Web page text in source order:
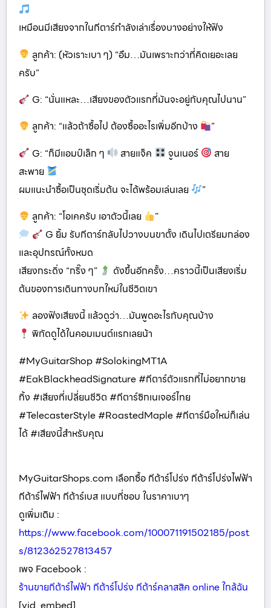
เหมือนมีเสียงจากในกีตาร์กำลังเล่าเรื่องบางอย่างให้ฟัง
ลูกค้า: (หัวเราะเบา ๆ) “อืม…มันเพราะกว่าที่คิดเยอะเลย
ครับ”
G: “นั่นแหละ…เสียงของตัวแรกที่มันจะอยู่กับคุณไปนาน”
ลูกค้า: “แล้วถ้าซื้อไป ต้องซื้ออะไรเพิ่มอีกบ้าง
”
G: “ก็มีแอมป์เล็ก ๆ
สายแจ็ค จูนเนอร์
สาย
สะพาย
ผมแนะนำซื้อเป็นชุดเริ่มต้น จะได้พร้อมเล่นเลย
”
ลูกค้า: “โอเคครับ เอาตัวนี้เลย
”
G ยิ้ม รับกีตาร์กลับไปวางบนขาตั้ง เดินไปเตรียมกล่อง
และอุปกรณ์ทั้งหมด
เสียงกระดิ่ง “กริ๊ง ๆ”
ดังขึ้นอีกครั้ง…คราวนี้เป็นเสียงเริ่ม
ต้นของการเดินทางบทใหม่ในชีวิตเขา
ลองฟังเสียงนี้ แล้วดูว่า…มันพูดอะไรกับคุณบ้าง
พิกัดดูได้ในคอมเมนต์แรกเลยน้า
#MyGuitarShop #SolokingMT1A
#EakBlackheadSignature #กีตาร์ตัวแรกที่ไม่อยากขาย
ทิ้ง #เสียงที่เปลี่ยนชีวิต #กีตาร์ซิกเนเจอร์ไทย
#TelecasterStyle #RoastedMaple #กีตาร์มือใหม่ก็เล่น
ได้ #เสียงนี้สำหรับคุณ
MyGuitarShops.com เลือกซื้อ กีต้าร์โปร่ง กีต้าร์โปร่งไฟฟ้า
กีต้าร์ไฟฟ้า กีต้าร์เบส แบบที่ชอบ ในราคาเบาๆ
ดูเพิ่มเติม :
https://www.facebook.com/100071191502185/post
s/812362527813457
เพจ Facebook :
ร้านขายกีต้าร์ไฟฟ้า กีต้าร์โปร่ง กีต้าร์คลาสสิค online ใกล้ฉัน